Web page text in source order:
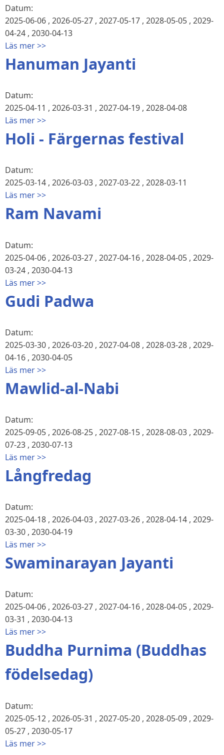
Datum:
2025-06-06 , 2026-05-27 , 2027-05-17 , 2028-05-05 , 2029-
04-24 , 2030-04-13
Läs mer >>
Hanuman Jayanti
Datum:
2025-04-11 , 2026-03-31 , 2027-04-19 , 2028-04-08
Läs mer >>
Holi - Färgernas festival
Datum:
2025-03-14 , 2026-03-03 , 2027-03-22 , 2028-03-11
Läs mer >>
Ram Navami
Datum:
2025-04-06 , 2026-03-27 , 2027-04-16 , 2028-04-05 , 2029-
03-24 , 2030-04-13
Läs mer >>
Gudi Padwa
Datum:
2025-03-30 , 2026-03-20 , 2027-04-08 , 2028-03-28 , 2029-
04-16 , 2030-04-05
Läs mer >>
Mawlid-al-Nabi
Datum:
2025-09-05 , 2026-08-25 , 2027-08-15 , 2028-08-03 , 2029-
07-23 , 2030-07-13
Läs mer >>
Långfredag
Datum:
2025-04-18 , 2026-04-03 , 2027-03-26 , 2028-04-14 , 2029-
03-30 , 2030-04-19
Läs mer >>
Swaminarayan Jayanti
Datum:
2025-04-06 , 2026-03-27 , 2027-04-16 , 2028-04-05 , 2029-
03-31 , 2030-04-13
Läs mer >>
Buddha Purnima (Buddhas
födelsedag)
Datum:
2025-05-12 , 2026-05-31 , 2027-05-20 , 2028-05-09 , 2029-
05-27 , 2030-05-17
Läs mer >>